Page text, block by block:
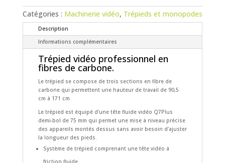
Catégories : Machinerie vidéo, Trépieds et monopodes
Description
Informations complémentaires
Trépied vidéo professionnel en
fibres de carbone.
Le trépied se compose de trois sections en fibre de
carbone qui permettent une hauteur de travail de 90,5
cm à 171 cm.
Le trépied est équipé d'une tête fluide vidéo Q7Plus
demi-bol de 75 mm qui permet une mise à niveau précise
des appareils montés dessus sans avoir besoin d'ajuster
la longueur des pieds.
Système de trépied comprenant une tête vidéo à
friction fluide